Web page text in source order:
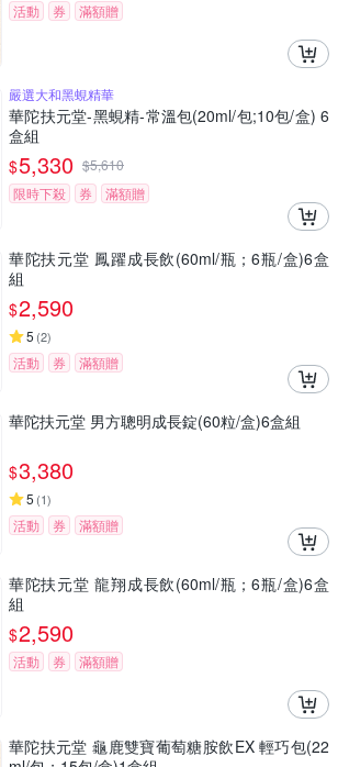
活動 券 滿額贈
嚴選大和黑蜆精華
華陀扶元堂-黑蜆精-常溫包(20ml/包;10包/盒) 6
盒組
$5,330 $5,610
限時下殺
券 滿額贈
華陀扶元堂 鳳躍成長飲(60ml/瓶；6瓶/盒)6盒
組
$2,590
5 (2)
活動 券 滿額贈
華陀扶元堂 男方聰明成長錠(60粒/盒)6盒組
$3,380
5 (1)
活動 券 滿額贈
華陀扶元堂 龍翔成長飲(60ml/瓶；6瓶/盒)6盒
組
$2,590
活動 券 滿額贈
華陀扶元堂 龜鹿雙寶葡萄糖胺飲EX 輕巧包(22